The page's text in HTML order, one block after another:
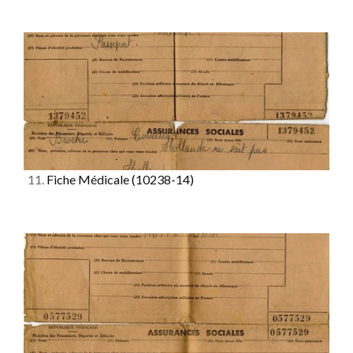
11. Fiche Médicale(10238-14)